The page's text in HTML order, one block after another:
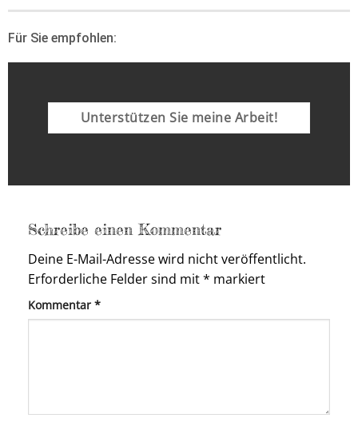
Für Sie empfohlen:
Unterstützen Sie meine Arbeit!
Schreibe einen Kommentar
Deine E-Mail-Adresse wird nicht veröffentlicht.
Erforderliche Felder sind mit* markiert
Kommentar *